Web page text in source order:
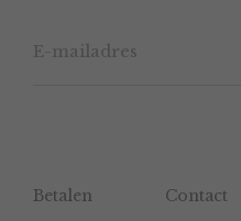
Betalen Contact